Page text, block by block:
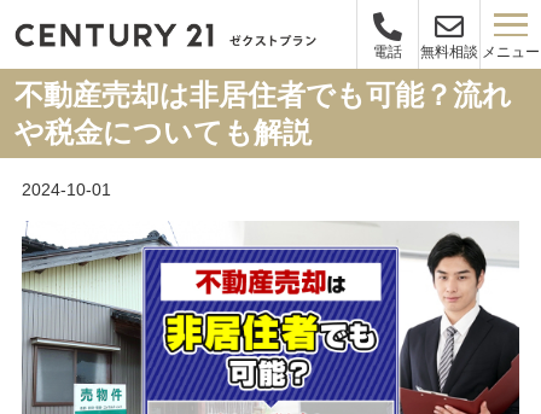
電話 無料相談 メニュー
不動産売却は非居住者でも可能？流れ
や税金についても解説
2024-10-01